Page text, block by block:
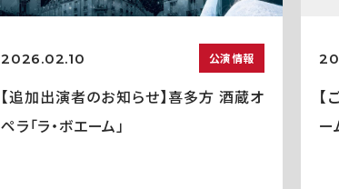
2026.02.10 公演情報
【追加出演者のお知らせ】喜多方 酒蔵オ
ペラ「ラ・ボエーム」
【
ー